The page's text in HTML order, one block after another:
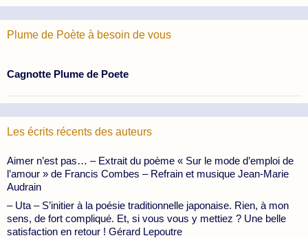
Plume de Poète à besoin de vous
Cagnotte Plume de Poete
Les écrits récents des auteurs
Aimer n’est pas… – Extrait du poème « Sur le mode d’emploi de
l’amour » de Francis Combes – Refrain et musique Jean-Marie
Audrain
– Uta – S’initier à la poésie traditionnelle japonaise. Rien, à mon
sens, de fort compliqué. Et, si vous vous y mettiez ? Une belle
satisfaction en retour ! Gérard Lepoutre